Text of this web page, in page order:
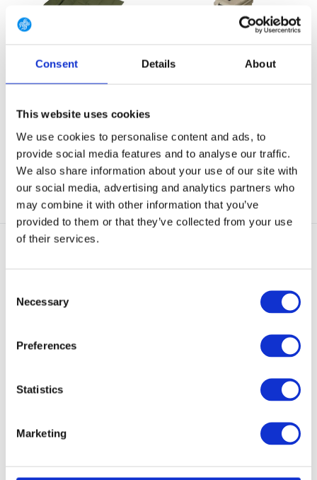
Consent Details About
This website uses cookies
We use cookies to personalise content and ads, to
provide social media features and to analyse our traffic.
We also share information about your use of our site with
our social media, advertising and analytics partners who
may combine it with other information that you’ve
provided to them or that they’ve collected from your use
of their services.
Selection
Necessary
Preferences
Statistics
Marketing
GearPoint Geweer Onderhoud
Mat Small 60 ...
Op voorraad
€ 12,95
Bekijken
YETI Loadout® GOBOX 15 Gear
Op voorraad
€ 134,90
Bekijken
Schietmat 70 x 123
GearPoint Geweer Onderhoud